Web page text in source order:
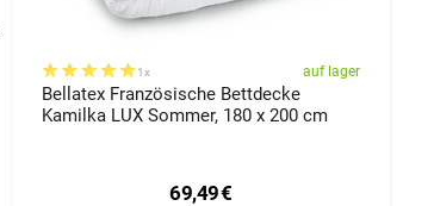
1x auf lager
Bellatex Französische Bettdecke
Kamilka LUX Sommer, 180 x 200 cm
69,49€